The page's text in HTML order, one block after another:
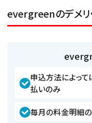
evergreenのデメリ
申込方法によって
払いのみ
毎月の料金明細